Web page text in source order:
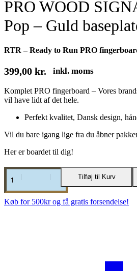
PRO WOOD
Pop – Guld
RTR – Ready to Run PRO
399,00 kr. inkl. moms
Komplet PRO fingerboard – Vores
vil have lidt af det hele.
Perfekt kvalitet, Dansk design,
Vil du bare igang lige fra du åbner
Her er boardet til dig!
PRO
WOOD
SIGNATUR
-
Red
Tilføj til Kurv
Køb for 500kr og få gratis forsendelse!